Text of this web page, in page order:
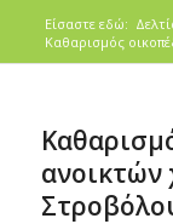
Είσαστε εδώ:
Καθαρισμός